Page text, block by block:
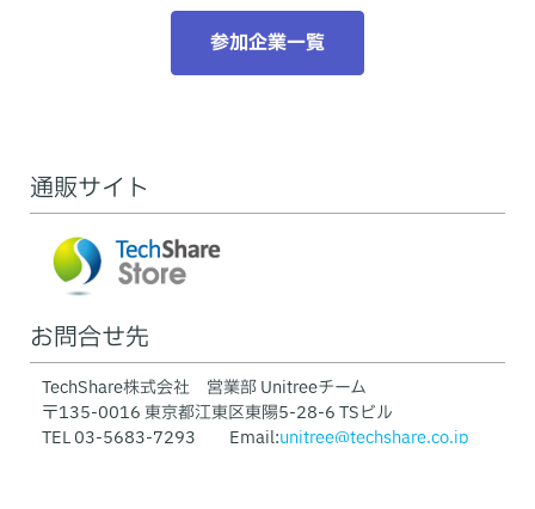
参加企業一覧
通販サイト
お問合せ先
TechShare株式会社 営業部 Unitreeチーム
〒135-0016 東京都江東区東陽5-28-6 TSビル
TEL 03-5683-7293 Email:unitree@techshare.co.jp